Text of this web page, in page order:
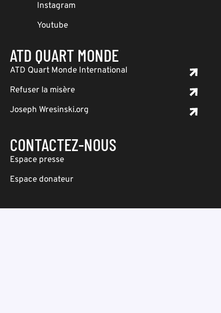
Instagram
Youtube
ATD QUART MONDE
ATD Quart Monde International
Refuser la misère
Joseph Wresinski.org
CONTACTEZ-NOUS
Espace presse
Espace donateur